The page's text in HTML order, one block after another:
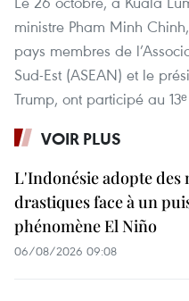
ministre Pham Minh
pays membres de
Sud-Est (ASEAN) et le
Trump, ont participé au
VOIR PLUS
L'Indonésie adopte des
drastiques face à un
phénomène El Niño
06/08/2026 09:08